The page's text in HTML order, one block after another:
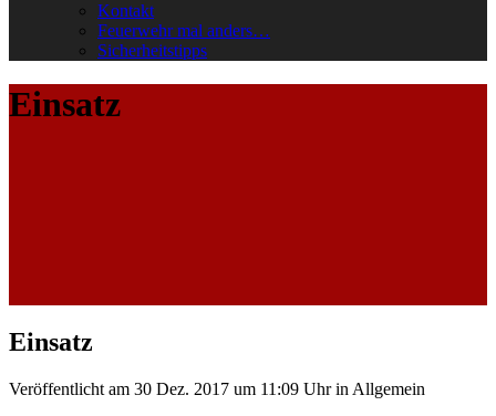
Kontakt
Feuerwehr mal anders…
Sicherheitstipps
Einsatz
Einsatz
Veröffentlicht am 30 Dez. 2017 um 11:09 Uhrin Allgemein